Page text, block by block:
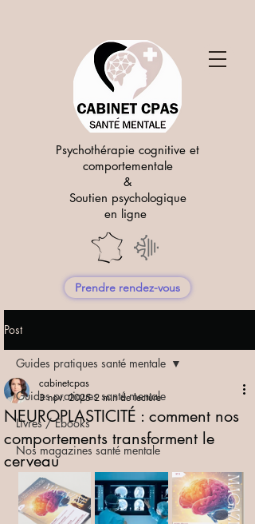
Psychothérapie cognitive et
comportementale
&
Soutien psychologique
en ligne
Prendre rendez-vous
Post
Guides pratiques santé mentale
Livres / Ebooks
Nos magazines santé mentale
Guides pratiques santé mentale
NEUROPLASTICITÉ : comment nos
comportements transforment le
cerveau
cabinetcpas
3 nov. 2025 2 min de lecture